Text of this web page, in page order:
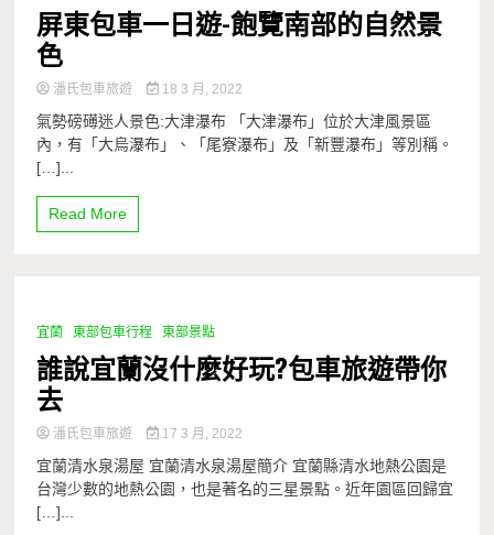
屏東包車一日遊-飽覽南部的自然景
色
潘氏包車旅遊 18 3 月, 2022
氣勢磅礡迷人景色:大津瀑布 「大津瀑布」位於大津風景區
內，有「大烏瀑布」、「尾寮瀑布」及「新豐瀑布」等別稱。
[…]...
Read More
1 Minute
宜蘭 東部包車行程 東部景點
誰說宜蘭沒什麼好玩?包車旅遊帶你
去
潘氏包車旅遊 17 3 月, 2022
宜蘭清水泉湯屋 宜蘭清水泉湯屋簡介 宜蘭縣清水地熱公園是
台灣少數的地熱公園，也是著名的三星景點。近年園區回歸宜
[…]...